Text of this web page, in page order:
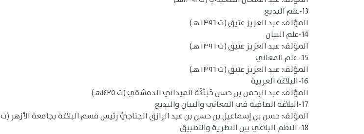
13-علم البديع
المؤلف: عبد العزيز عتيق (ت ١٣٩٦ هـ)
14-علم البيان
المؤلف: عبد العزيز عتيق (ت ١٣٩٦ هـ)
15- علم المعاني
المؤلف: عبد العزيز عتيق (ت ١٣٩٦ هـ)
16-البلاغة العربية
المؤلف: عبد الرحمن بن حسن حَبَنَّكَة الميداني الدمشقي (ت ١٤٢٥هـ)
17-البلاغة الصافية في المعاني والبيان والبديع
المؤلف: حسن بن إسماعيل بن حسن بن عبد الرازق الجناجيُ رئيس قسم البلاغة بجامعة الأزهر (ت ١٤٢٩ هـ)
18- النظم البلاغي بين النظرية والتطبيق